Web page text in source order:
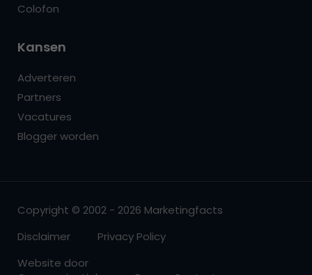
Colofon
Kansen
Adverteren
Partners
Vacatures
Blogger worden
Copyright © 2002 - 2026 Marketingfacts
Disclaimer
Privacy Policy
Website door